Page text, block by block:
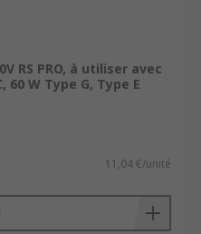
RS PRO, à utiliser avec
60 W Type G, Type E
11,04 €/unité